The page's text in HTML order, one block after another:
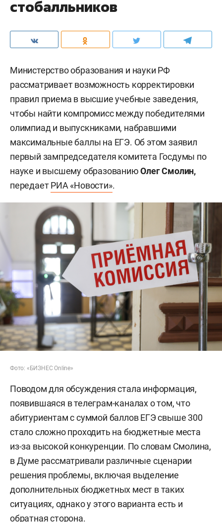
стобалльников
Министерство образования и науки РФ
рассматривает возможность корректировки
правил приема в высшие учебные заведения,
чтобы найти компромисс между победителями
олимпиад и выпускниками, набравшими
максимальные баллы на ЕГЭ. Об этом заявил
первый зампредседателя комитета Госдумы по
науке и высшему образованиюОлег Смолин,
передаетРИА «Новости».
Фото: «БИЗНЕС Online»
Поводом для обсуждения стала информация,
появившаяся в телеграм-каналах о том, что
абитуриентам с суммой баллов ЕГЭ свыше 300
стало сложно проходить на бюджетные места
из-за высокой конкуренции. По словам Смолина,
в Думе рассматривали различные сценарии
решения проблемы, включая выделение
дополнительных бюджетных мест в таких
ситуациях, однако у этого варианта есть и
обратная сторона.